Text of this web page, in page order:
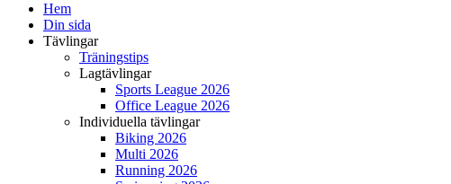
Hem
Din sida
Tävlingar
Träningstips
Lagtävlingar
Sports League 2026
Office League 2026
Individuella tävlingar
Biking 2026
Multi 2026
Running 2026